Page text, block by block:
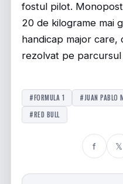
fostul pilot.
20 de kilograme mai
handicap major care,
rezolvat pe
#FORMULA 1 #JUAN PABLO
#RED BULL
f 𝕏